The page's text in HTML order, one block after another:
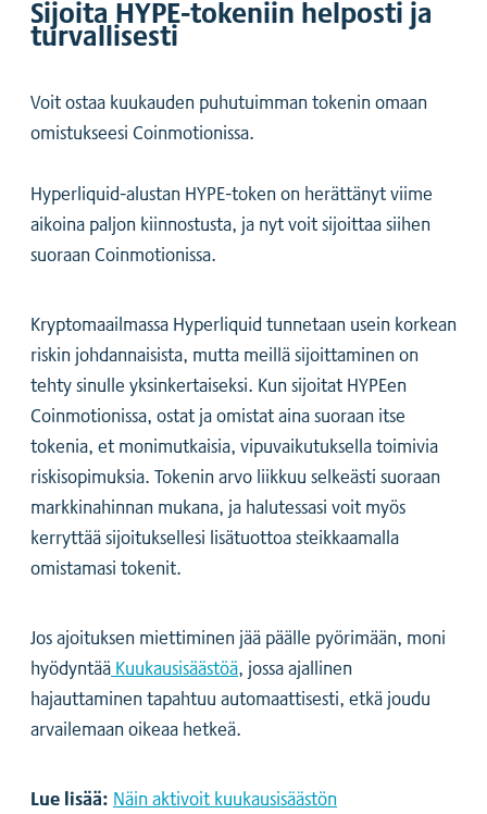
Sijoita HYPE-tokeniin helposti ja
turvallisesti
Voit ostaa kuukauden puhutuimman tokenin omaan
omistukseesi Coinmotionissa.
Hyperliquid-alustan HYPE-token on herättänyt viime
aikoina paljon kiinnostusta, ja nyt voit sijoittaa siihen
suoraan Coinmotionissa.
Kryptomaailmassa Hyperliquid tunnetaan usein korkean
riskin johdannaisista, mutta meillä sijoittaminen on
tehty sinulle yksinkertaiseksi. Kun sijoitat HYPEen
Coinmotionissa, ostat ja omistat aina suoraan itse
tokenia, et monimutkaisia, vipuvaikutuksella toimivia
riskisopimuksia. Tokenin arvo liikkuu selkeästi suoraan
markkinahinnan mukana, ja halutessasi voit myös
kerryttää sijoituksellesi lisätuottoa steikkaamalla
omistamasi tokenit.
Jos ajoituksen miettiminen jää päälle pyörimään, moni
hyödyntääKuukausisäästöä, jossa ajallinen
hajauttaminen tapahtuu automaattisesti, etkä joudu
arvailemaan oikeaa hetkeä.
Lue lisää: Näin aktivoit kuukausisäästön